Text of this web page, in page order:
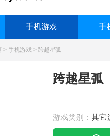
手机游戏 手
> 手机游戏 > 跨越星弧
跨越星弧
游戏类别： 其它